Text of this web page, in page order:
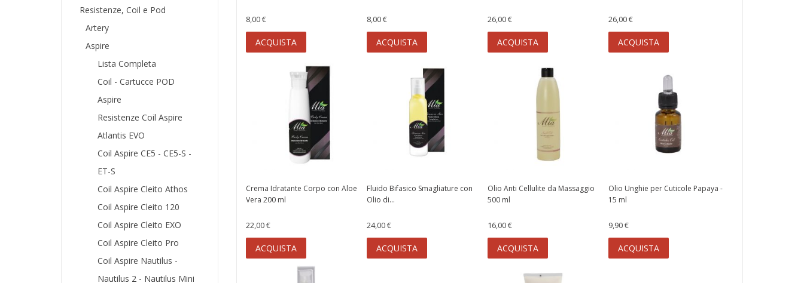
Resistenze, Coil e Pod
Artery
Aspire
Lista Completa
Coil - Cartucce POD
Aspire
Resistenze Coil Aspire
Atlantis EVO
Coil Aspire CE5 - CE5-S -
ET-S
Coil Aspire Cleito Athos
Coil Aspire Cleito 120
Coil Aspire Cleito EXO
Coil Aspire Cleito Pro
Coil Aspire Nautilus -
Nautilus 2 - Nautilus Mini
8,00 €
ACQUISTA
8,00 €
ACQUISTA
26,00 €
ACQUISTA
26,00 €
ACQUISTA
Crema Idratante Corpo con Aloe
Vera 200 ml
22,00 €
ACQUISTA
Fluido Bifasico Smagliature con
Olio di...
24,00 €
ACQUISTA
Olio Anti Cellulite da Massaggio
500 ml
16,00 €
ACQUISTA
Olio Unghie per Cuticole Papaya -
15 ml
9,90 €
ACQUISTA